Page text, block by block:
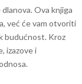
Ova knjiga
već će vam otvoriti
budućnost. Kroz
izazove i